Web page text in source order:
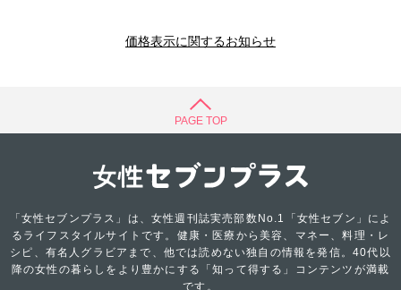
価格表示に関するお知らせ
PAGE TOP
「女性セブンプラス」は、女性週刊誌実売部数No.1「女性セブン」によ
るライフスタイルサイトです。健康・医療から美容、マネー、料理・レ
シピ、有名人グラビアまで、他では読めない独自の情報を発信。40代以
降の女性の暮らしをより豊かにする「知って得する」コンテンツが満載
です。